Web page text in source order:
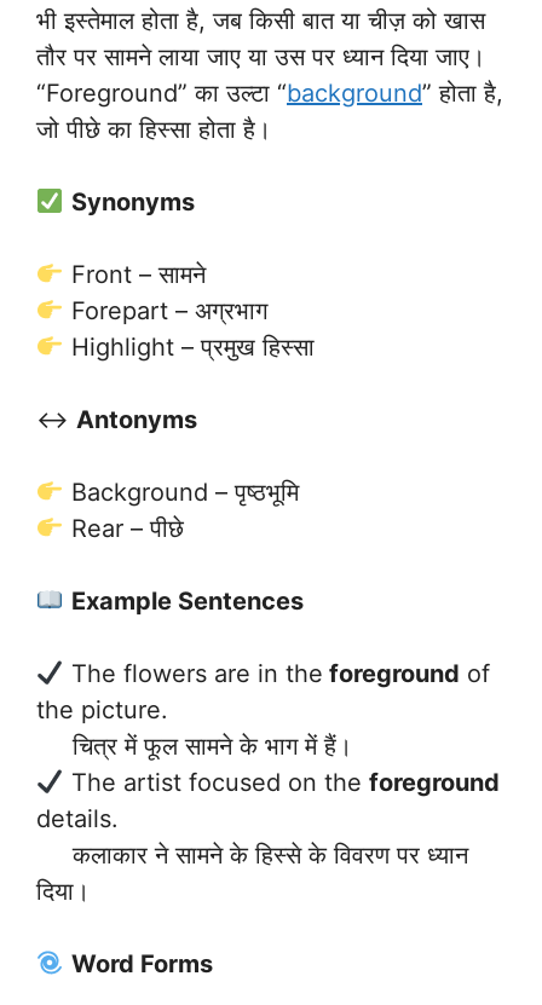
भी इस्तेमाल होता है, जब किसी बात या चीज़ को खास
तौर पर सामने लाया जाए या उस पर ध्यान दिया जाए।
“Foreground” का उल्टा “background” होता है,
जो पीछे का हिस्सा होता है।
Synonyms
Front – सामने
Forepart – अग्रभाग
Highlight – प्रमुख हिस्सा
↔️ Antonyms
Background – पृष्ठभूमि
Rear – पीछे
Example Sentences
The flowers are in the foreground of
the picture.
चित्र में फूल सामने के भाग में हैं।
The artist focused on the foreground
details.
कलाकार ने सामने के हिस्से के विवरण पर ध्यान
दिया।
Word Forms